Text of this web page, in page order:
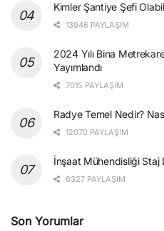
Kimler Şantiye Şefi
13946 PAYLAŞIM
2024 Yılı Bina
Yayımlandı
7015 PAYLAŞIM
Radye Temel Nedir?
12070 PAYLAŞIM
İnşaat Mühendisliği
6327 PAYLAŞIM
Son Yorumlar